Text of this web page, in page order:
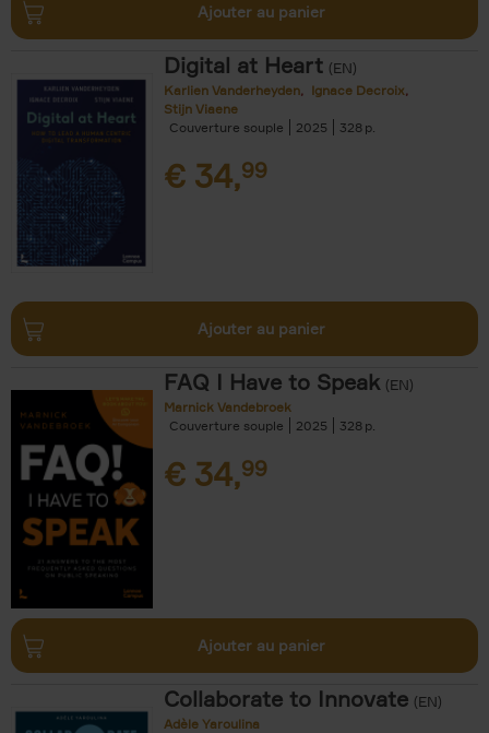
Ajouter au panier
Digital at Heart (EN)
Karlien Vanderheyden
Ignace Decroix
Stijn Viaene
Couverture souple
2025 328
€ 34,99
Ajouter au panier
FAQ I Have to Speak (EN)
Marnick Vandebroek
Couverture souple
2025 328
€ 34,99
Ajouter au panier
Collaborate to Innovate (EN)
Adèle Yaroulina